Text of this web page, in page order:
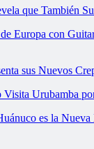
que También
Europa con
sus Nuevos
Visita Urubamba
es la